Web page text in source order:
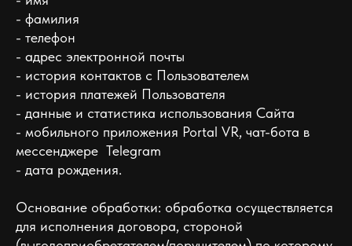
- фамилия
- телефон
- адрес электронной почты
- история контактов с Пользователем
- история платежей Пользователя
- данные и статистика использования Сайта
- мобильного приложения Portal VR, чат-бота в
мессенджере Telegram
- дата рождения.
Основание обработки: обработка осуществляется
для исполнения договора, стороной